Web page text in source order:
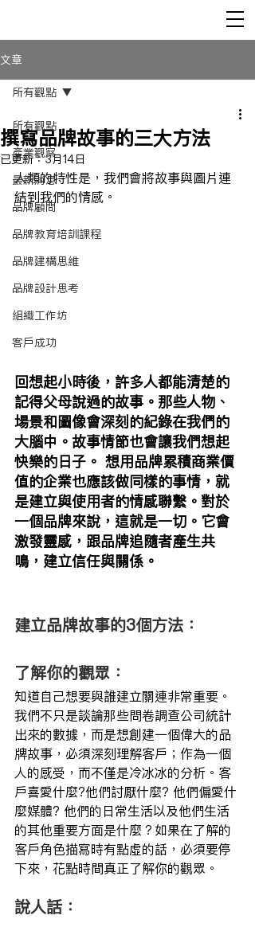
文章
所有觀點
產業觀察
最新消息
品牌顧問
品牌教育培訓課程
品牌建構思維
品牌設計思考
組織工作坊
客戶成功
所有觀點
撰寫品牌故事的三大方法
已更新：3月14日
人類的特性是，我們會將故事與圖片連
結到我們的情感。
回想起小時後，許多人都能清楚的
記得父母說過的故事。那些人物、
場景和圖像會深刻的紀錄在我們的
大腦中。故事情節也會讓我們想起
快樂的日子。 想用品牌累積商業價
值的企業也應該做同樣的事情，就
是建立與使用者的情感聯繫。對於
一個品牌來說，這就是一切。它會
激發靈感，跟品牌追隨者產生共
鳴，建立信任與關係。
建立品牌故事的3個方法：
了解你的觀眾：
知道自己想要與誰建立關連非常重要。
我們不只是談論那些問卷調查公司統計
出來的數據，而是想創建一個偉大的品
牌故事，必須深刻理解客戶；作為一個
人的感受，而不僅是冷冰冰的分析。客
戶喜愛什麼?他們討厭什麼? 他們偏愛什
麼媒體? 他們的日常生活以及他們生活
的其他重要方面是什麼？如果在了解的
客戶角色描寫時有點虛的話，必須要停
下來，花點時間真正了解你的觀眾。
說人話：